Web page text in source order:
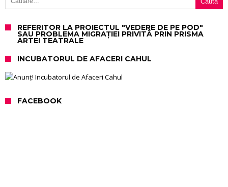
REFERITOR LA PROIECTUL "VEDERE DE PE POD"
SAU PROBLEMA MIGRAȚIEI PRIVITĂ PRIN PRISMA
ARTEI TEATRALE
INCUBATORUL DE AFACERI CAHUL
FACEBOOK